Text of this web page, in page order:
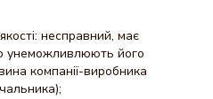
несправний, має
унеможливлюють його
компанії-виробника